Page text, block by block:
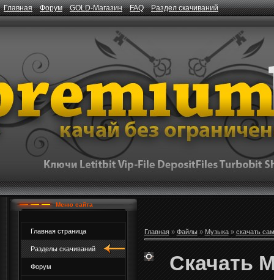
Главная Форум GOLD-Магазин FAQ Раздел скачиваний
Меню сайта
Главная страница
Разделы скачиваний
Форум
Главная» Файлы» Музыка» скачать
Скачать